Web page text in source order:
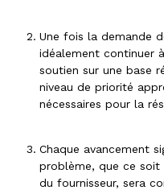
Une fois la demande
idéalement continuer
soutien sur une base
niveau de priorité
nécessaires pour la
Chaque avancement
problème, que ce
du fournisseur, sera